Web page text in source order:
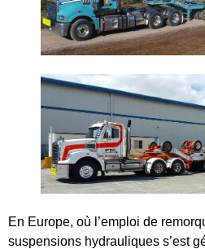
En Europe, où l’emploi de
suspensions hydrauliques s’est